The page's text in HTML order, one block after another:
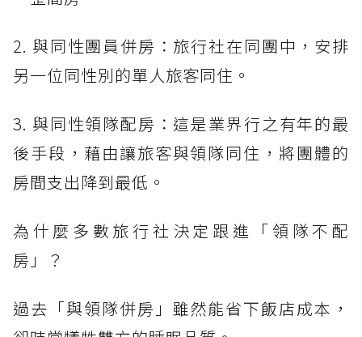
2. 與同性團員併房：旅行社在同團中，安排
另一位同性別的單人旅客同住。
3. 與同性領隊配房：這是業界行之有年的最
後手段，藉由讓旅客與領隊同住，將團體的
房間支出降到最低。
為什麼多數旅行社決定跟進「領隊不配
房」？
過去「與領隊併房」雖然能省下飯店成本，